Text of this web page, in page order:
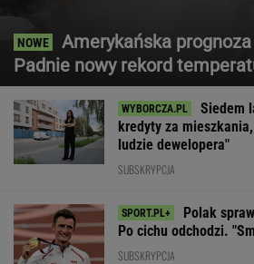
Amerykańska
Padnie nowy rekord
Siedem
kredyty za
ludzie dewelopera"
SUBSKRYPCJA
Polak
Po cichu odchodzi.
SUBSKRYPCJA